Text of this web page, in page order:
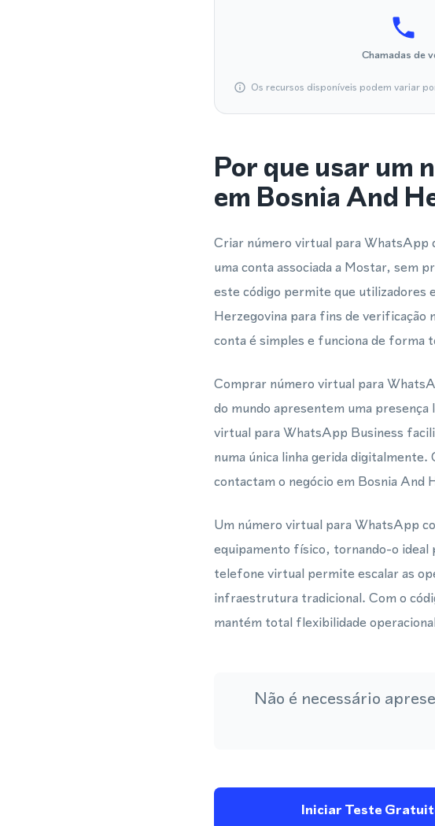
Chamadas de
Os recursos disponíveis podem variar
Por que usar um
em Bosnia And
Criar número virtual para WhatsApp
uma conta associada a Mostar, sem
este código permite que utilizadores
Herzegovina para fins de verificação
conta é simples e funciona de forma
Comprar número virtual para
do mundo apresentem uma
virtual para WhatsApp Business
numa única linha gerida
contactam o negócio em Bosnia And
Um número virtual para WhatsApp
equipamento físico, tornando-o ideal
telefone virtual permite escalar as
infraestrutura tradicional. Com o
mantém total flexibilidade
Não é necessário
Iniciar Teste